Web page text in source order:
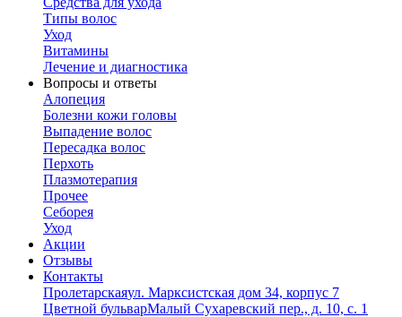
Типы волос
Уход
Витамины
Лечение и диагностика
Вопросы и ответы
Алопеция
Болезни кожи головы
Выпадение волос
Пересадка волос
Перхоть
Плазмотерапия
Прочее
Себорея
Уход
Акции
Отзывы
Контакты
Пролетарскаяул. Марксистская дом 34, корпус 7
Цветной бульварМалый Сухаревский пер., д. 10, с. 1